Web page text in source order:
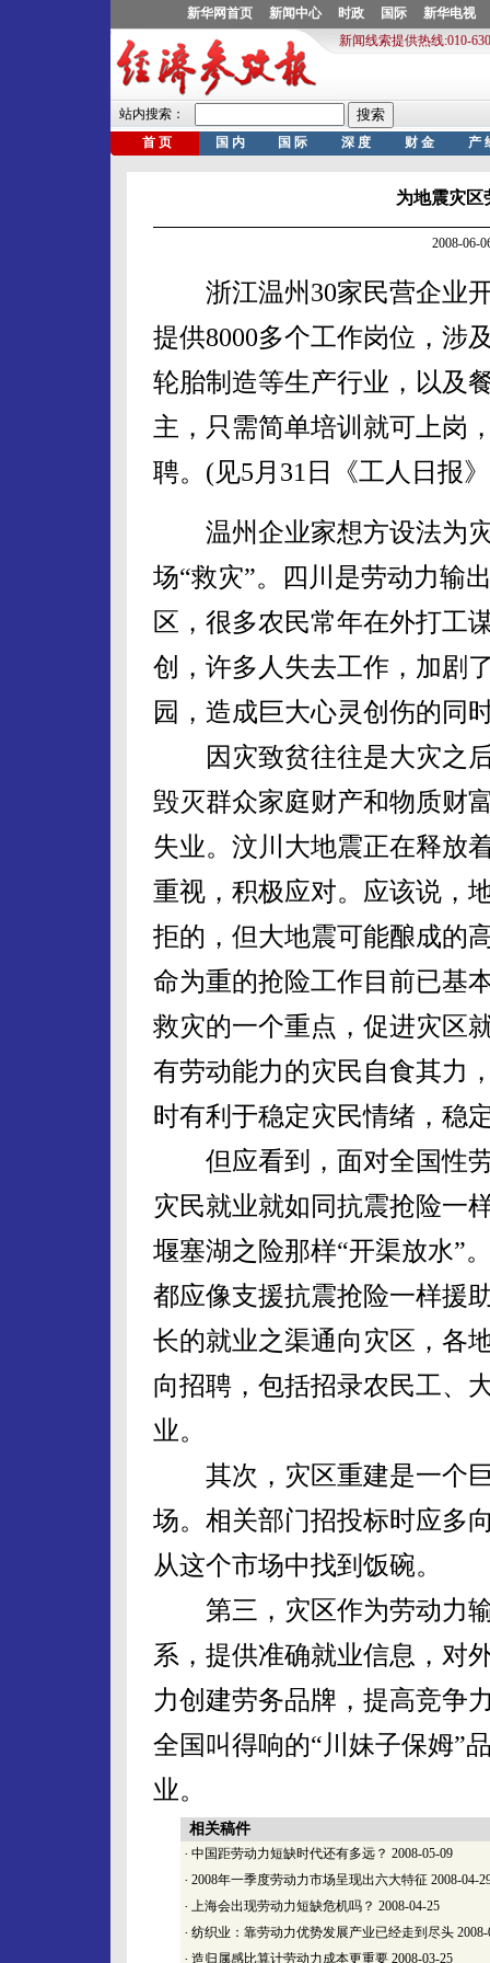
为地震灾区
2008-06-
浙江温州30家民营企业开
提供8000多个工作岗位，涉
轮胎制造等生产行业，以及
主，只需简单培训就可上岗
聘。(见5月31日《工人日报
温州企业家想方设法为灾
场“救灾”。四川是劳动力输
区，很多农民常年在外打工
创，许多人失去工作，加剧
园，造成巨大心灵创伤的同
因灾致贫往往是大灾之后
毁灭群众家庭财产和物质财
失业。汶川大地震正在释放
重视，积极应对。应该说，
拒的，但大地震可能酿成的
命为重的抢险工作目前已基
救灾的一个重点，促进灾区
有劳动能力的灾民自食其力
时有利于稳定灾民情绪，稳
但应看到，面对全国性劳
灾民就业就如同抗震抢险一
堰塞湖之险那样“开渠放水”
都应像支援抗震抢险一样援
长的就业之渠通向灾区，各
向招聘，包括招录农民工、
业。
其次，灾区重建是一个巨
场。相关部门招投标时应多
从这个市场中找到饭碗。
第三，灾区作为劳动力输
系，提供准确就业信息，对
力创建劳务品牌，提高竞争
全国叫得响的“川妹子保姆”
业。
相关稿件
· 中国距劳动力短缺时代还有多远？ 2008-05-09
· 2008年一季度劳动力市场呈现出六大特征 2008-04-
· 上海会出现劳动力短缺危机吗？ 2008-04-25
· 纺织业：靠劳动力优势发展产业已经走到尽头
· 造归属感比算计劳动力成本更重要 2008-03-25